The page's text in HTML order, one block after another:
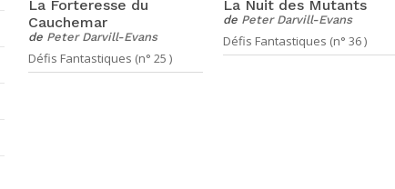
La Forteresse du
Cauchemar
de Peter Darvill-Evans
Défis Fantastiques (n° 25 )
La Nuit des Mutants
de Peter Darvill-Evans
Défis Fantastiques (n° 36 )